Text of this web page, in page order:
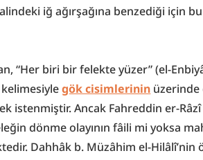
iğ ağırşağına benzediği için
“Her biri bir felekte yüzer” (el-
gök cisimlerinin
istenmiştir. Ancak Fahreddin er-Râzî
dönme olayının fâili mi yoksa
Dahhâk b. Müzâhim el-Hilâlî’nin